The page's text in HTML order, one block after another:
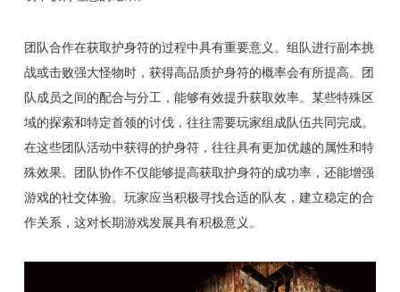
团队合作在获取护身符的过程中具有重要意义。组队进行副本挑
战或击败强大怪物时，获得高品质护身符的概率会有所提高。团
队成员之间的配合与分工，能够有效提升获取效率。某些特殊区
域的探索和特定首领的讨伐，往往需要玩家组成队伍共同完成。
在这些团队活动中获得的护身符，往往具有更加优越的属性和特
殊效果。团队协作不仅能够提高获取护身符的成功率，还能增强
游戏的社交体验。玩家应当积极寻找合适的队友，建立稳定的合
作关系，这对长期游戏发展具有积极意义。